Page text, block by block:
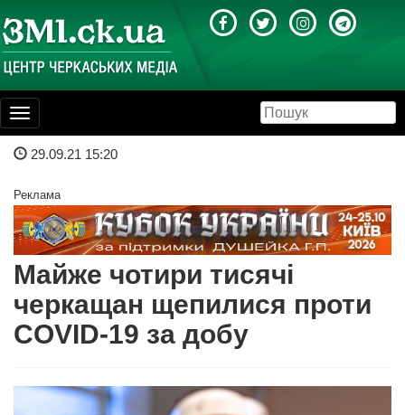
Toggle
navigation
29.09.21 15:20
Реклама
Майже чотири тисячі
черкащан щепилися проти
COVID-19 за добу